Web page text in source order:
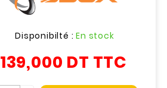
Disponibilté :En stock
139,000 DT TTC